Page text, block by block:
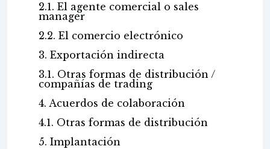
2.1. El agente comercial o sales
manager
2.2. El comercio electrónico
3. Exportación indirecta
3.1. Otras formas de distribución /
compañías de trading
4. Acuerdos de colaboración
4.1. Otras formas de distribución
5. Implantación